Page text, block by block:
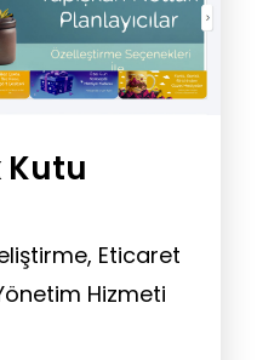
Kutu
Eticaret
Hizmeti